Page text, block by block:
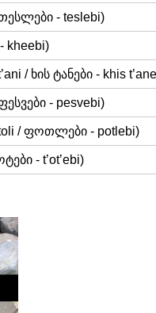
- teslebi)
kheebi)
/ ხის ტანები - khis
- pesvebi)
/ ფოთლები - potlebi)
- t’ot’ebi)